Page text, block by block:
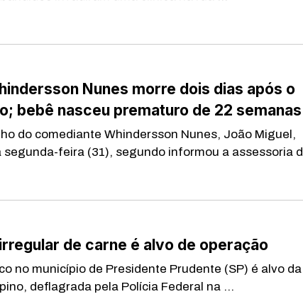
Nunes morre dois dias após o
bebê nasceu prematuro de 22 semanas
do comediante Whindersson Nunes, João Miguel,
segunda-feira (31), segundo informou a assessoria
de carne é alvo de operação
no município de Presidente Prudente (SP) é alvo da
deflagrada pela Polícia Federal na ...